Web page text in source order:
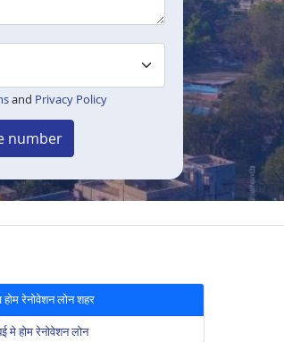
and Privacy Policy
number
रेनोवेशन लोन शहर
मे होम रेनोवेशन लोन